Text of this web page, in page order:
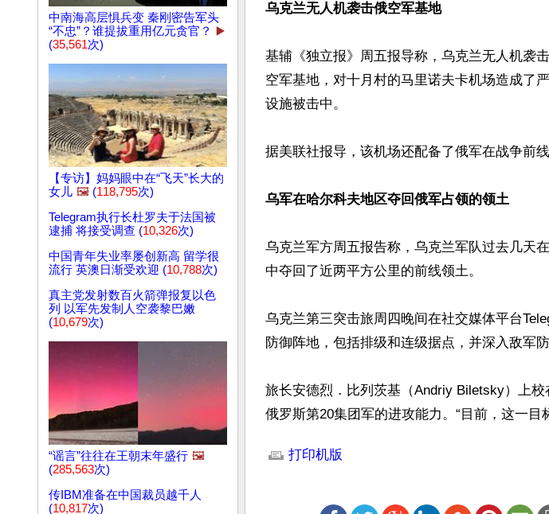
中南海高层惧兵变 秦刚密告军头
“不忠”？谁提拔重用亿元贪官？
▶️
(35,561次)
【专访】妈妈眼中在“飞天”长大的
女儿 🖼️ (118,795次)
Telegram执行长杜罗夫于法国被
逮捕 将接受调查 (10,326次)
中国青年失业率屡创新高 留学很
流行 英澳日渐受欢迎 (10,788次)
真主党发射数百火箭弹报复以色
列 以军先发制人空袭黎巴嫩
(10,679次)
“谣言”往往在王朝末年盛行 🖼️
(285,563次)
传IBM准备在中国裁员越千人
(10,817次)
乌克兰无人机袭击俄空军基地
基辅《独立报》周五报导称，乌克兰无人机袭
空军基地，对十月村的马里诺夫卡机场造成了
设施被击中。
据美联社报导，该机场还配备了俄军在战争前
乌军在哈尔科夫地区夺回俄军占领的领土
乌克兰军方周五报告称，乌克兰军队过去几天
中夺回了近两平方公里的前线领土。
乌克兰第三突击旅周四晚间在社交媒体平台
防御阵地，包括排级和连级据点，并深入敌军防
旅长安德烈．比列茨基（Andriy Biletsky）上
俄罗斯第20集团军的进攻能力。“目前，这一
打印机版